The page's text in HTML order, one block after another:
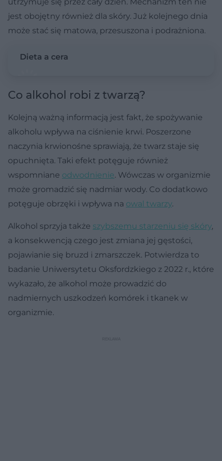
jest obojętny również dla skóry. Już kolejnego dnia
może stać się matowa, przesuszona i podrażniona.
Dieta a cera
Co alkohol robi z twarzą?
Kolejną ważną informacją jest fakt, że spożywanie
alkoholu wpływa na ciśnienie krwi. Poszerzone
naczynia krwionośne sprawiają, że twarz staje się
opuchnięta. Taki efekt potęguje również
wspomniane odwodnienie. Wówczas w organizmie
może gromadzić się nadmiar wody. Co dodatkowo
potęguje obrzęki i wpływa na owal twarzy.
Alkohol sprzyja także szybszemu starzeniu się skóry,
a konsekwencją czego jest zmiana jej gęstości,
pojawianie się bruzd i zmarszczek. Potwierdza to
badanie Uniwersytetu Oksfordzkiego z 2022 r., które
wykazało, że alkohol może prowadzić do
nadmiernych uszkodzeń komórek i tkanek w
organizmie.